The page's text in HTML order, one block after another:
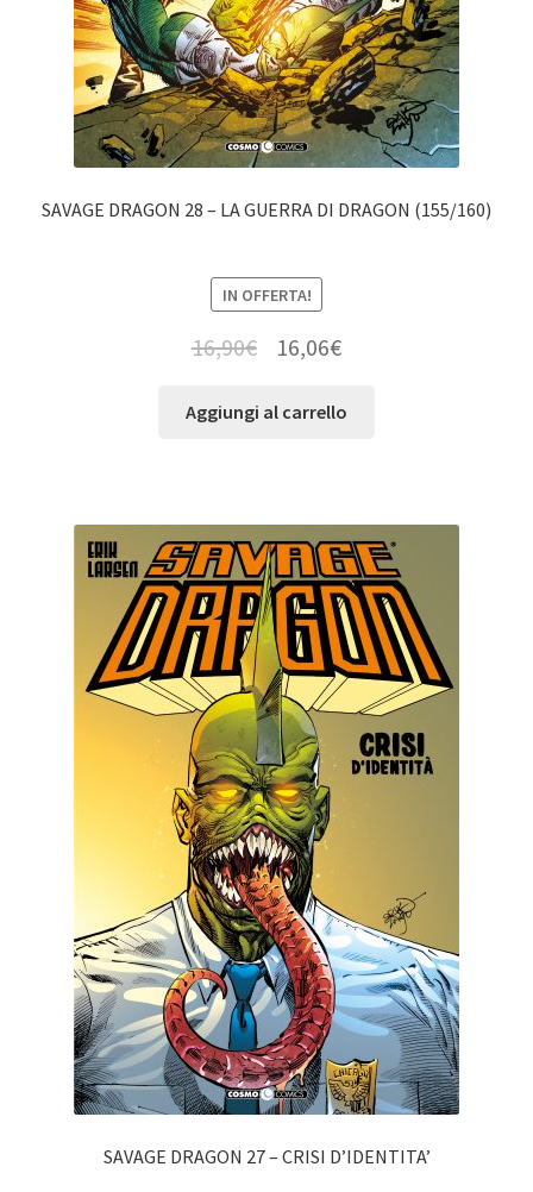
SAVAGE DRAGON 28 – LA GUERRA DI DRAGON (155/160)
IN OFFERTA!
16,90€ 16,06€
Aggiungi al carrello
SAVAGE DRAGON 27 – CRISI D’IDENTITA’